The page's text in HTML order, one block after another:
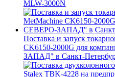
MLW-3000N
Поставка и запуск
CK6150-2000G для
ЗАПАД" в Санкт-